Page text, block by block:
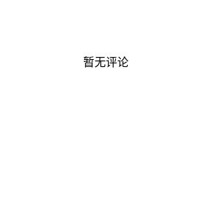
暂无评论